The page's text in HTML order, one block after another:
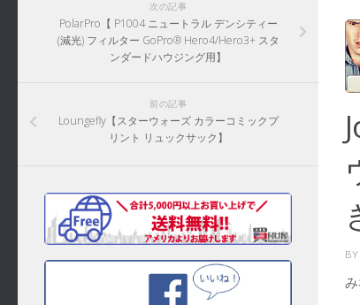
BY
次の記事
PolarPro【 P1004 ニュートラル デンシティー
(減光) フィルター GoPro® Hero4/Hero3+ スタ
ンダードハウジング用】
前の記事
Loungefly【スターウォーズ カラーコミックプ
リント リュックサック】